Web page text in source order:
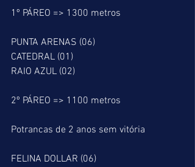
1º PÁREO => 1300 metros
PUNTA ARENAS (06)
CATEDRAL (01)
RAIO AZUL (02)
2º PÁREO => 1100 metros
Potrancas de 2 anos sem vitória
FELINA DOLLAR (06)